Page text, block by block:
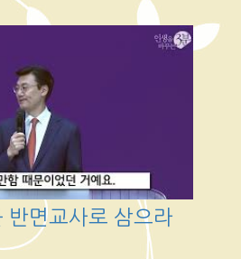
반면교사로 삼으라